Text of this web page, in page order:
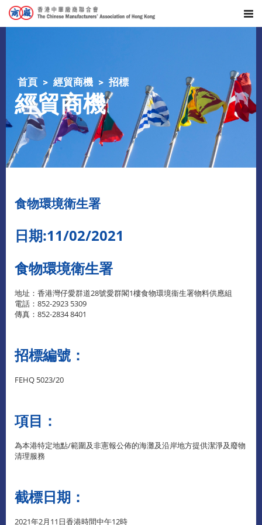
首頁 經貿商機 招標
經貿商機
食物環境衛生署
日期:11/02/2021
食物環境衛生署
地址：香港灣仔愛群道28號愛群閣1樓食物環境衞生署物料供應組
電話：852-2923 5309
傳真：852-2834 8401
招標編號：
FEHQ 5023/20
項目：
為本港特定地點/範圍及非憲報公佈的海灘及沿岸地方提供潔淨及廢物
清理服務
截標日期：
2021年2月11日香港時間中午12時